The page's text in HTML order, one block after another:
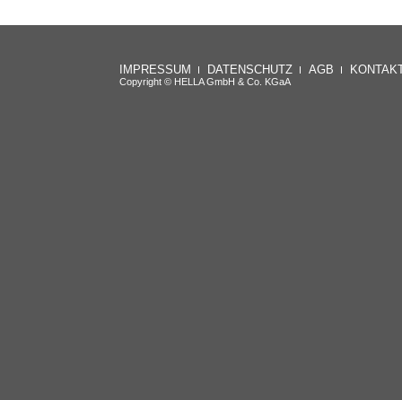
IMPRESSUM DATENSCHUTZ AGB
Copyright © HELLA GmbH & Co. KGaA